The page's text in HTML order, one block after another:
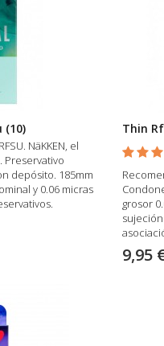
(10)
NäKKEN, el
Preservativo
depósito. 185mm
y 0.06 micras
Thin
grosor
calidad
9,95